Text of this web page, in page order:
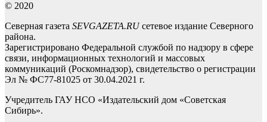
© 2020
Северная газета SEVGAZETA.RUсетевое издание Северного
района.
Зарегистрировано Федеральной службой по надзору в сфере
связи, информационных технологий и массовых
коммуникаций (Роскомнадзор), свидетельство о регистрации
Эл № ФС77-81025 от 30.04.2021 г.
Учредитель ГАУ НСО «Издательский дом «Советская
Сибирь».